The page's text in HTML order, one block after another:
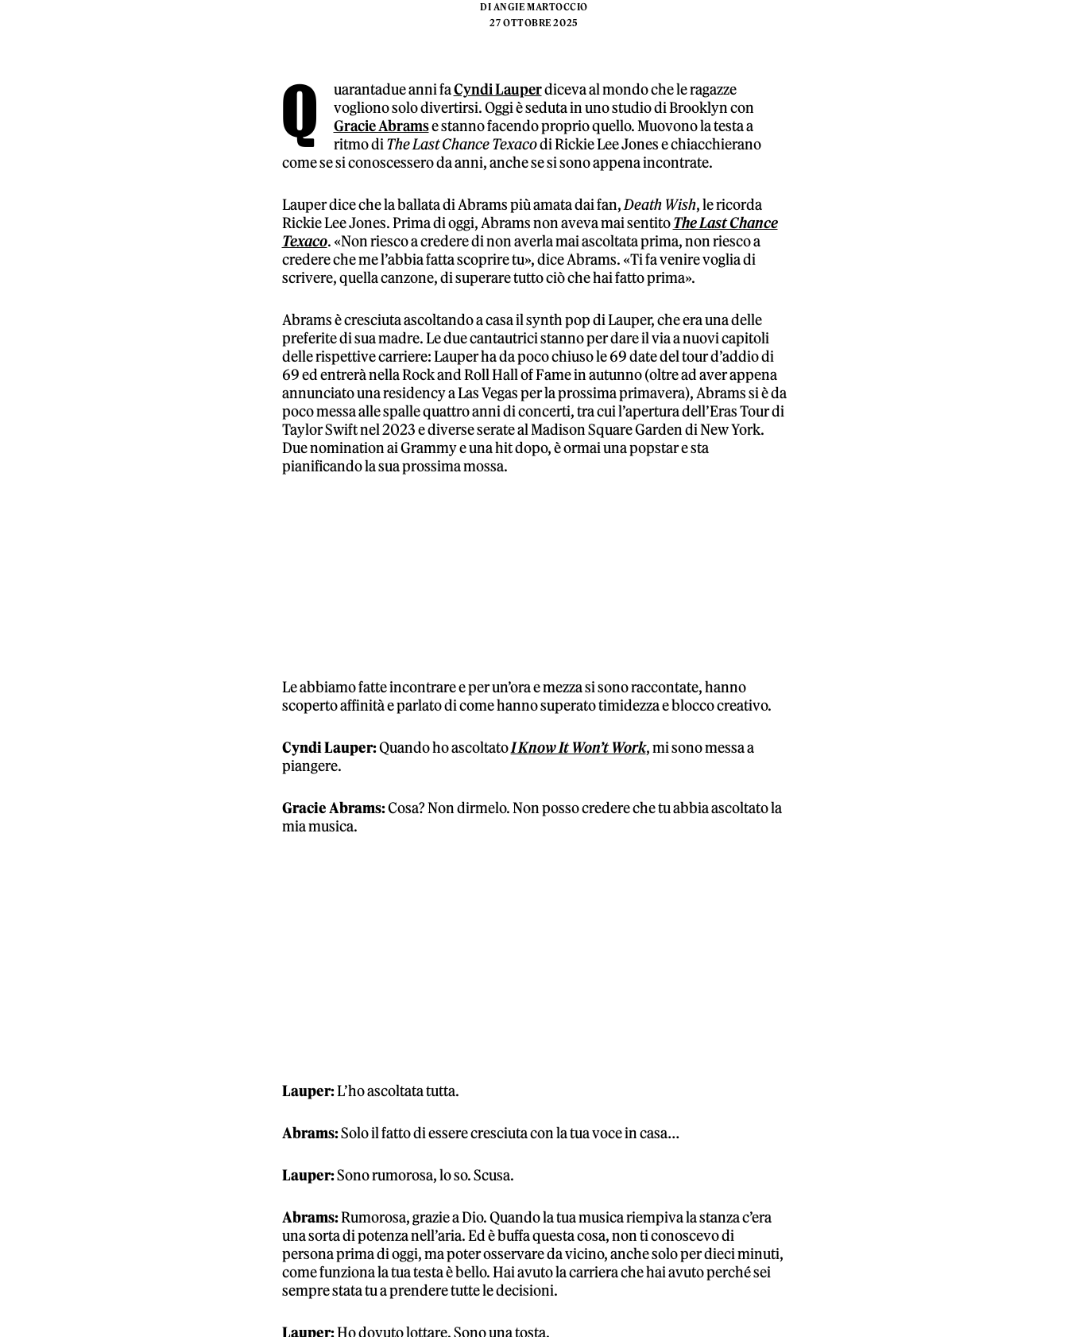
DI ANGIE MARTOCCIO
27 OTTOBRE 2025
Q uarantadue anni faCyndi Lauperdiceva al mondo che le ragazze
vogliono solo divertirsi. Oggi è seduta in uno studio di Brooklyn con
Gracie Abramse stanno facendo proprio quello. Muovono la testa a
ritmo diThe Last Chance Texacodi Rickie Lee Jones e chiacchierano
come se si conoscessero da anni, anche se si sono appena incontrate.
Lauper dice che la ballata di Abrams più amata dai fan,Death Wish, le ricorda
Rickie Lee Jones. Prima di oggi, Abrams non aveva mai sentitoThe Last Chance
Texaco. «Non riesco a credere di non averla mai ascoltata prima, non riesco a
credere che me l’abbia fatta scoprire tu», dice Abrams. «Ti fa venire voglia di
scrivere, quella canzone, di superare tutto ciò che hai fatto prima».
Abrams è cresciuta ascoltando a casa il synth pop di Lauper, che era una delle
preferite di sua madre. Le due cantautrici stanno per dare il via a nuovi capitoli
delle rispettive carriere: Lauper ha da poco chiuso le 69 date del tour d’addio di
69 ed entrerà nella Rock and Roll Hall of Fame in autunno (oltre ad aver appena
annunciato una residency a Las Vegas per la prossima primavera), Abrams si è da
poco messa alle spalle quattro anni di concerti, tra cui l’apertura dell’Eras Tour di
Taylor Swift nel 2023 e diverse serate al Madison Square Garden di New York.
Due nomination ai Grammy e una hit dopo, è ormai una popstar e sta
pianificando la sua prossima mossa.
Le abbiamo fatte incontrare e per un’ora e mezza si sono raccontate, hanno
scoperto affinità e parlato di come hanno superato timidezza e blocco creativo.
Cyndi Lauper:Quando ho ascoltatoI Know It Won’t Work, mi sono messa a
piangere.
Gracie Abrams:Cosa? Non dirmelo. Non posso credere che tu abbia ascoltato la
mia musica.
Lauper:L’ho ascoltata tutta.
Abrams:Solo il fatto di essere cresciuta con la tua voce in casa…
Lauper:Sono rumorosa, lo so. Scusa.
Abrams:Rumorosa, grazie a Dio. Quando la tua musica riempiva la stanza c’era
una sorta di potenza nell’aria. Ed è buffa questa cosa, non ti conoscevo di
persona prima di oggi, ma poter osservare da vicino, anche solo per dieci minuti,
come funziona la tua testa è bello. Hai avuto la carriera che hai avuto perché sei
sempre stata tu a prendere tutte le decisioni.
Lauper:Ho dovuto lottare. Sono una tosta.